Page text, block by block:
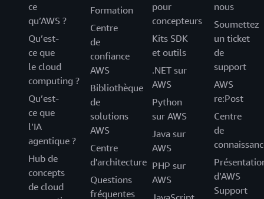
ce
qu’AWS ?
Qu’est-
ce que
le cloud
computing ?
Qu’est-
ce que
l’IA
agentique ?
Hub de
concepts
de cloud
Formation
Centre
de
confiance
AWS
Bibliothèque
de
solutions
AWS
Centre
d'architecture
Questions
fréquentes
pour
concepteurs
Kits SDK
et outils
.NET sur
AWS
Python
sur AWS
Java sur
AWS
PHP sur
AWS
nous
Soumettez
un ticket
de
support
AWS
re:Post
Centre
de
d’AWS
Support